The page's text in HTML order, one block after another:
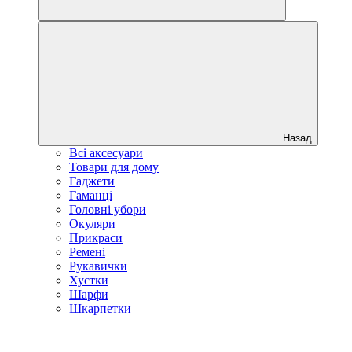
Назад
Всі аксесуари
Товари для дому
Гаджети
Гаманці
Головні убори
Окуляри
Прикраси
Ремені
Рукавички
Хустки
Шарфи
Шкарпетки